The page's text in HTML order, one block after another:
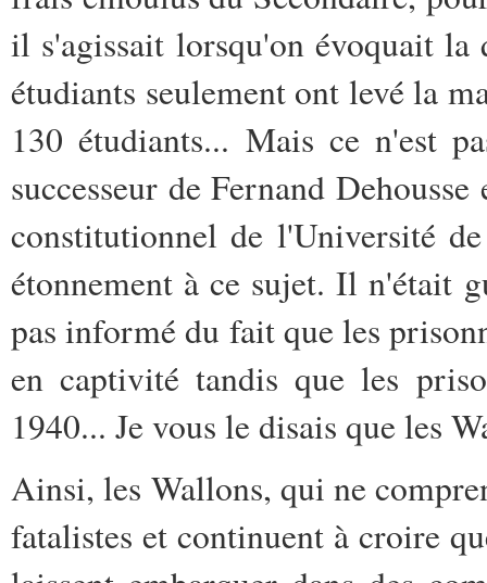
il s'agissait lorsqu'on évoquait la
étudiants seulement ont levé la
130 étudiants... Mais ce n'est
successeur de Fernand
constitutionnel de l'Université
étonnement à ce sujet. Il n'était
pas informé du fait que les
en captivité tandis que les
1940... Je vous le disais que les
Ainsi, les Wallons, qui ne
fatalistes et continuent à croire